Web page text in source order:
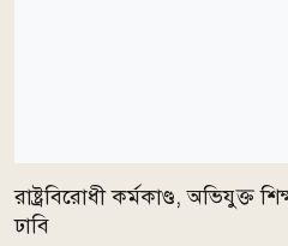
রাষ্ট্রবিরোধী কর্মকাণ্ড, অভিযুক্ত
ঢাবি